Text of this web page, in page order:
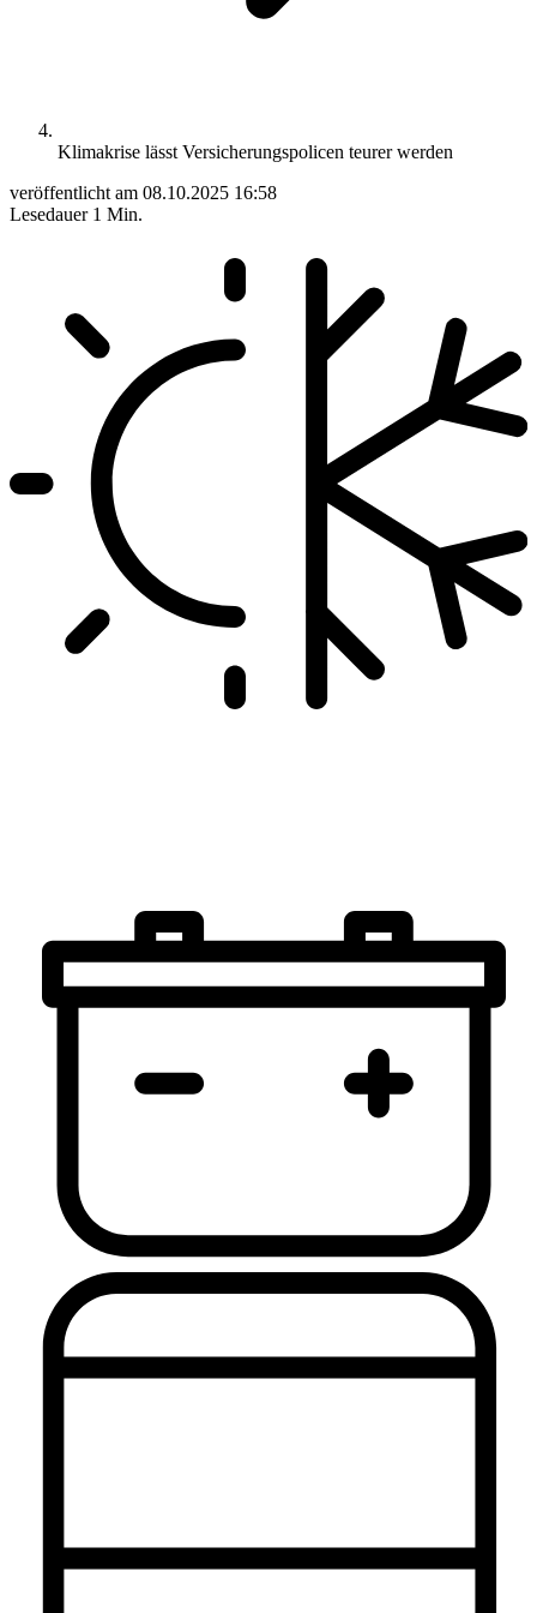
Klimakrise lässt Versicherungspolicen teurer werden
veröffentlicht am 08.10.2025 16:58
Lesedauer 1 Min.